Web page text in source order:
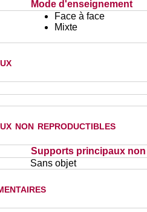
Mode d'enseignement
Face à face
Mixte
non reproductibles
Supports principaux
Sans objet